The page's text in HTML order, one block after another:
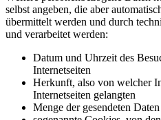
selbst angeben, die aber
übermittelt werden und durch
und verarbeitet werden:
Datum und Uhrzeit des
Internetseiten
Herkunft, also von welcher
Internetseiten gelangten
Menge der gesendeten